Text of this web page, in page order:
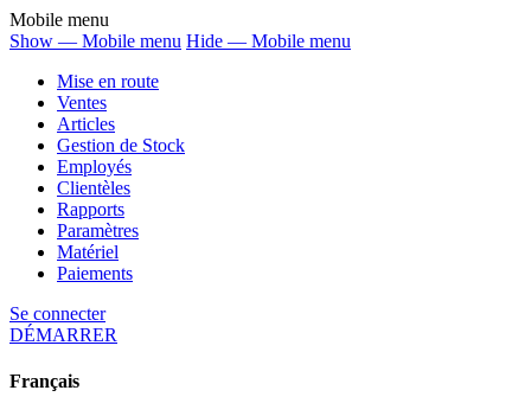
Mobile menu
Show — Mobile menu Hide — Mobile menu
Mise en route
Ventes
Articles
Gestion de Stock
Employés
Clientèles
Rapports
Paramètres
Matériel
Paiements
Se connecter
DÉMARRER
Français